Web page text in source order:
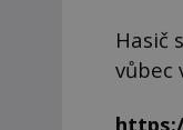
Hasič
vůbec